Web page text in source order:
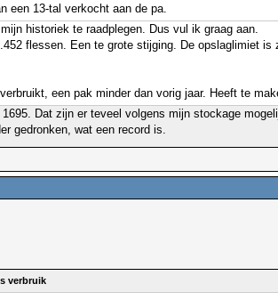
een 13-tal verkocht aan de pa.
historiek te raadplegen. Dus vul ik graag aan.
flessen. Een te grote stijging. De opslaglimiet
een pak minder dan vorig jaar. Heeft te
Dat zijn er teveel volgens mijn stockage
gedronken, wat een record is.
verbruik